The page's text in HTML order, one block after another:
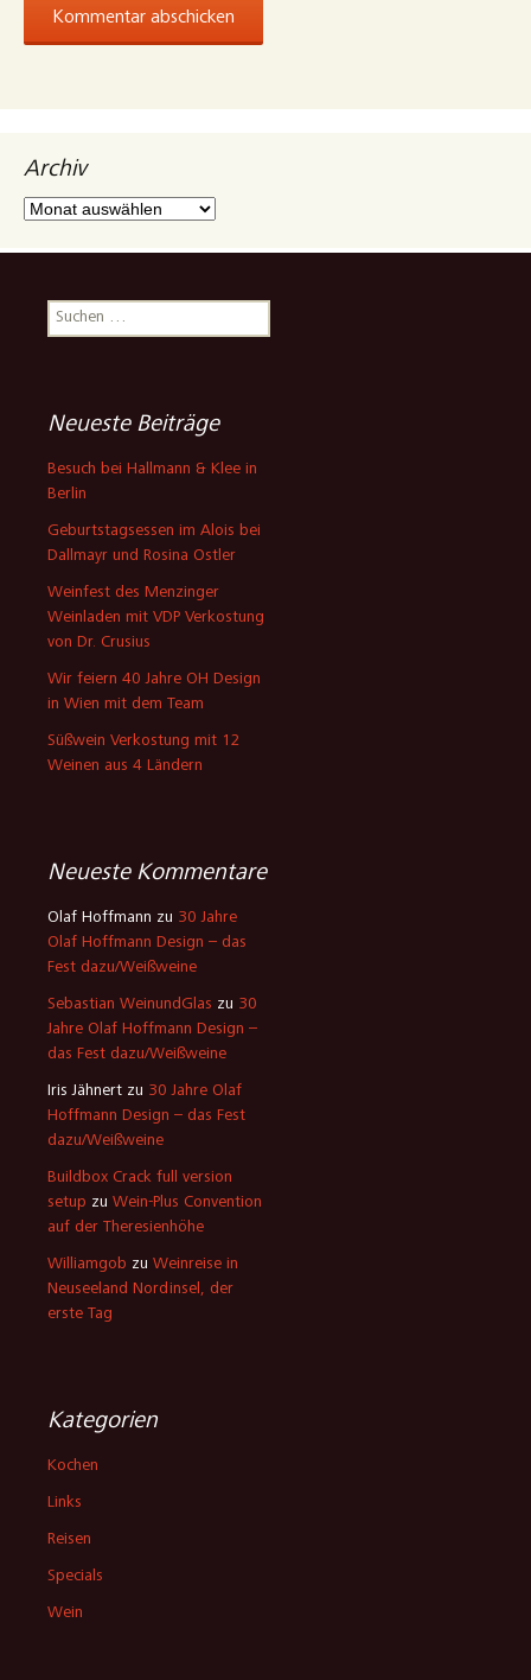
Archiv
Archiv
Suchen
nach:
Neueste Beiträge
Besuch bei Hallmann & Klee in
Berlin
Geburtstagsessen im Alois bei
Dallmayr und Rosina Ostler
Weinfest des Menzinger
Weinladen mit VDP Verkostung
von Dr. Crusius
Wir feiern 40 Jahre OH Design
in Wien mit dem Team
Süßwein Verkostung mit 12
Weinen aus 4 Ländern
Neueste Kommentare
Olaf Hoffmann zu 30 Jahre
Olaf Hoffmann Design – das
Fest dazu/Weißweine
Sebastian WeinundGlas zu 30
Jahre Olaf Hoffmann Design –
das Fest dazu/Weißweine
Iris Jähnert zu 30 Jahre Olaf
Hoffmann Design – das Fest
dazu/Weißweine
Buildbox Crack full version
setup zu Wein-Plus Convention
auf der Theresienhöhe
Williamgob zu Weinreise in
Neuseeland Nordinsel, der
erste Tag
Kategorien
Kochen
Links
Reisen
Specials
Wein